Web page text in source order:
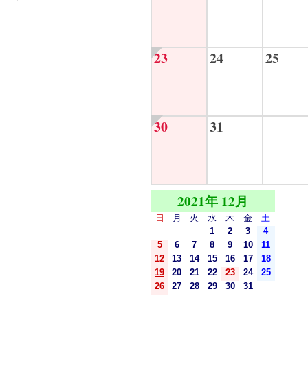
23 24 25
30 31
2021年 12月
日 月 火 水 木 金
土
1
2 3
4
5
6 7 8 9 10
11
12
13 14 15 16 17
18
19
20 21 22 23 24
25
26
27 28 29 30 31